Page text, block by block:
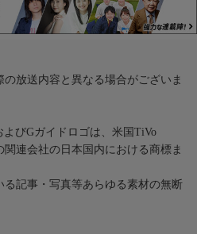
放送内容と異なる場合がございま
びGガイドロゴは、米国TiVo
連会社の日本国内における商標ま
る記事・写真等あらゆる素材の無断